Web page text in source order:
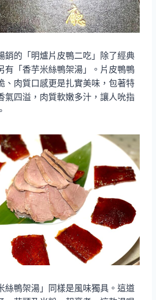
銷的「明爐片皮鴨二吃」除了經典
有「香芋米絲鴨架湯」。片皮鴨鴨
、肉質口感更是扎實美味，包著特
氣四溢，肉質軟嫩多汁，讓人吮指
絲鴨架湯」同樣是風味獨具。這道